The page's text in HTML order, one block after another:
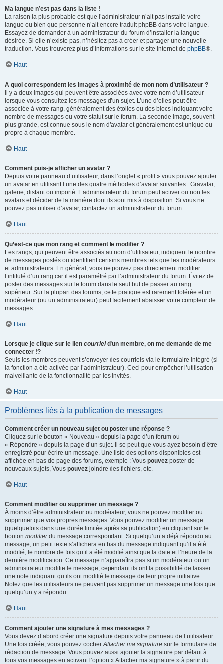
Ma langue n’est pas dans la liste !
La raison la plus probable est que l’administrateur n’ait pas installé votre
langue ou bien que personne n’ait encore traduit phpBB dans votre langue.
Essayez de demander à un administrateur du forum d’installer la langue
désirée. Si elle n’existe pas, n’hésitez pas à créer et partager une nouvelle
traduction. Vous trouverez plus d’informations sur le site Internet de phpBB®.
Haut
A quoi correspondent les images à proximité de mon nom d’utilisateur ?
Il y a deux images qui peuvent être associées avec votre nom d’utilisateur
lorsque vous consultez les messages d’un sujet. L’une d’elles peut être
associée à votre rang, généralement des étoiles ou des blocs indiquant votre
nombre de messages ou votre statut sur le forum. La seconde image, souvent
plus grande, est connue sous le nom d’avatar et généralement est unique ou
propre à chaque membre.
Haut
Comment puis-je afficher un avatar ?
Depuis votre panneau d’utilisateur, dans l’onglet « profil » vous pouvez ajouter
un avatar en utilisant l’une des quatre méthodes d’avatar suivantes : Gravatar,
galerie, distant ou importé. L’administrateur du forum peut activer ou non les
avatars et décider de la manière dont ils sont mis à disposition. Si vous ne
pouvez pas utiliser d’avatar, contactez un administrateur du forum.
Haut
Qu’est-ce que mon rang et comment le modifier ?
Les rangs, qui peuvent être associés au nom d’utilisateur, indiquent le nombre
de messages postés ou identifient certains membres tels que les modérateurs
et administrateurs. En général, vous ne pouvez pas directement modifier
l’intitulé d’un rang car il est paramétré par l’administrateur du forum. Évitez de
poster des messages sur le forum dans le seul but de passer au rang
supérieur. Sur la plupart des forums, cette pratique est rarement tolérée et un
modérateur (ou un administrateur) peut facilement abaisser votre compteur de
messages.
Haut
Lorsque je clique sur le lien courrield’un membre, on me demande de me
connecter !?
Seuls les membres peuvent s’envoyer des courriels via le formulaire intégré (si
la fonction a été activée par l’administrateur). Ceci pour empêcher l’utilisation
malveillante de la fonctionnalité par les invités.
Haut
Problèmes liés à la publication de messages
Comment créer un nouveau sujet ou poster une réponse ?
Cliquez sur le bouton « Nouveau » depuis la page d’un forum ou
« Répondre » depuis la page d’un sujet. Il se peut que vous ayez besoin d’être
enregistré pour écrire un message. Une liste des options disponibles est
affichée en bas de page des forums, exemple : Vous pouvez poster de
nouveaux sujets, Vous pouvez joindre des fichiers, etc.
Haut
Comment modifier ou supprimer un message ?
À moins d’être administrateur ou modérateur, vous ne pouvez modifier ou
supprimer que vos propres messages. Vous pouvez modifier un message
(quelquefois dans une durée limitée après sa publication) en cliquant sur le
bouton modifierdu message correspondant. Si quelqu’un a déjà répondu au
message, un petit texte s’affichera en bas du message indiquant qu’il a été
modifié, le nombre de fois qu’il a été modifié ainsi que la date et l’heure de la
dernière modification. Ce message n’apparaîtra pas si un modérateur ou un
administrateur modifie le message, cependant ils ont la possibilité de laisser
une note indiquant qu’ils ont modifié le message de leur propre initiative.
Notez que les utilisateurs ne peuvent pas supprimer un message une fois que
quelqu’un y a répondu.
Haut
Comment ajouter une signature à mes messages ?
Vous devez d’abord créer une signature depuis votre panneau de l’utilisateur.
Une fois créée, vous pouvez cocherAttacher ma signature sur le formulaire de
rédaction de message. Vous pouvez aussi ajouter la signature par défaut à
tous vos messages en activant l’option « Attacher ma signature » à partir du